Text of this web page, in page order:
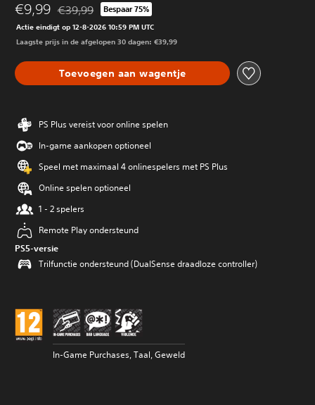
€9,99 Korting ten opzichte van de oorspronkelijke prijs van
€39,99 Bespaar 75%
Actie eindigt op 12-8-2026 10:59 PM UTC
Laagste prijs in de afgelopen 30 dagen: €39,99
Toevoegen aan wagentje
PS Plus vereist voor online spelen
In-game aankopen optioneel
Speel met maximaal 4 onlinespelers met PS Plus
Online spelen optioneel
1 - 2 spelers
Remote Play ondersteund
PS5-versie
Trilfunctie ondersteund (DualSense draadloze controller)
In-Game Purchases, Taal, Geweld